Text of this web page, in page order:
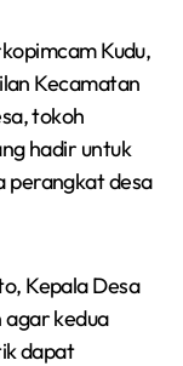
Kudu,
Kecamatan
tokoh
hadir untuk
perangkat desa
Kepala Desa
agar kedua
dapat